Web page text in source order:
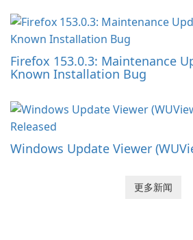
Firefox 153.0.3: Maintenance
Known Installation Bug
Windows Update Viewer
更多新闻